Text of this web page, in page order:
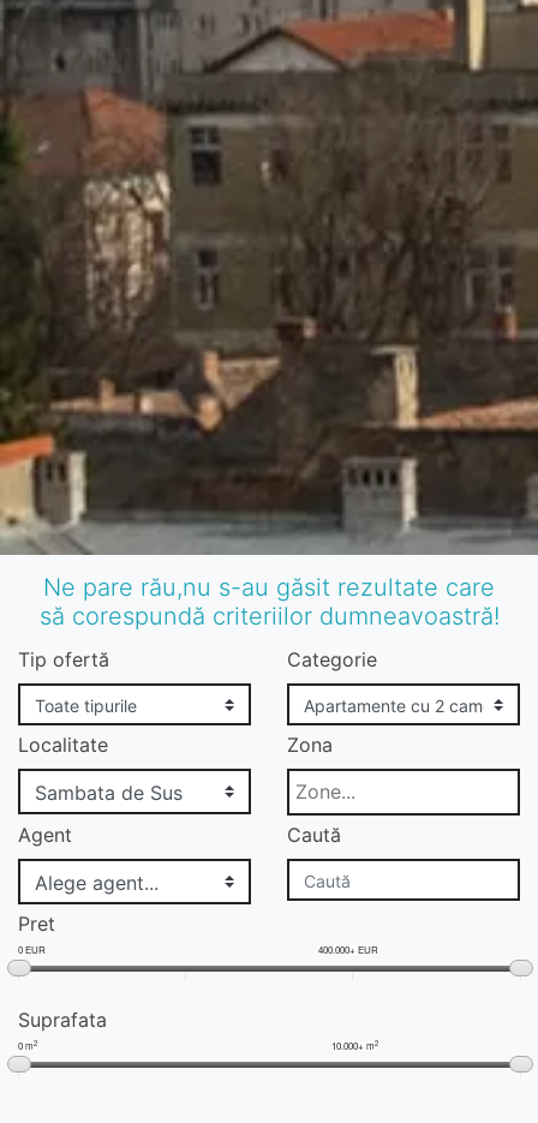
Ne pare rău,nu s-au găsit rezultate care
să corespundă criteriilor dumneavoastră!
Tip ofertă Categorie
Localitate Zona
Agent Caută
Pret
0 EUR 400.000+ EUR
Suprafata
0 m2 10.000+ m2